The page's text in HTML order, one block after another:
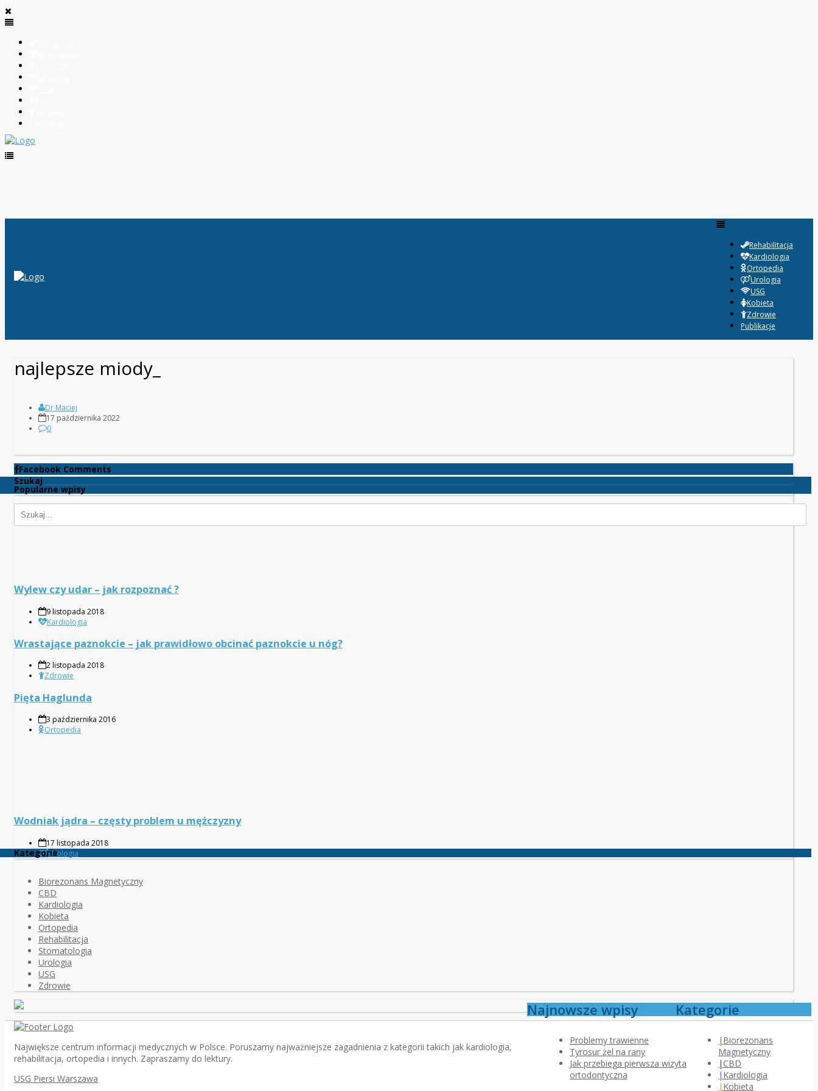
Rehabilitacja
Kardiologia
Ortopedia
Urologia
USG
Kobieta
Zdrowie
Publikacje
najlepsze miody_
Dr Maciej
17 października 2022
0
Facebook Comments
Szukaj
Popularne wpisy
Wylew czy udar – jak rozpoznać ?
9 listopada 2018
Kardiologia
Wrastające paznokcie – jak prawidłowo obcinać paznokcie u nóg?
2 listopada 2018
Zdrowie
Pięta Haglunda
3 października 2016
Ortopedia
Wodniak jądra – częsty problem u mężczyzny
17 listopada 2018
Urologia
Kategorie
Biorezonans Magnetyczny
CBD
Kardiologia
Kobieta
Ortopedia
Rehabilitacja
Stomatologia
Urologia
USG
Zdrowie
Największe centrum informacji medycznych w Polsce. Poruszamy najważniejsze zagadnienia z kategorii takich jak kardiologia,
rehabilitacja, ortopedia i innych. Zapraszamy do lektury.
USG Piersi Warszawa
Najnowsze wpisy
Problemy trawienne
Tyrosur żel na rany
Jak przebiega pierwsza wizyta
ortodontyczna
Kategorie
Biorezonans
Magnetyczny
CBD
Kardiologia
Kobieta